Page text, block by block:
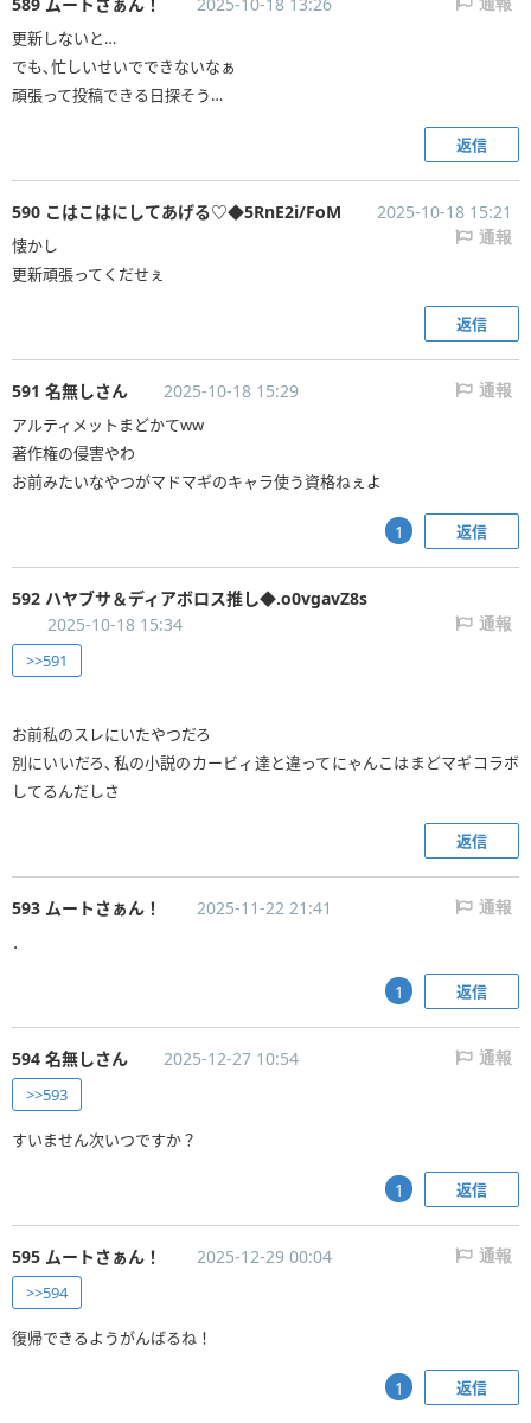
更新しないと…
でも､忙しいせいでできないなぁ
返信
590 こはこはにしてあげる♡◆5RnE2i/FoM 2025-10-18 15:21
通報
懐かし
更新頑張ってくだせぇ
返信
591 名無しさん 2025-10-18 15:29 通報
アルティメットまどかてww
著作権の侵害やわ
お前みたいなやつがマドマギのキャラ使う資格ねぇよ
返信
1
592 ハヤブサ＆ディアボロス推し◆.o0vgavZ8s
2025-10-18 15:34
通報
>>591
お前私のスレにいたやつだろ
別にいいだろ､私の小説のカービィ達と違ってにゃんこはまどマギコラボ
返信
593 ムートさぁん！ 2025-11-22 21:41 通報
．
返信
1
594 名無しさん 2025-12-27 10:54 通報
>>593
すいません次いつですか？
返信
1
595 ムートさぁん！ 2025-12-29 00:04 通報
>>594
復帰できるようがんばるね！
返信
1